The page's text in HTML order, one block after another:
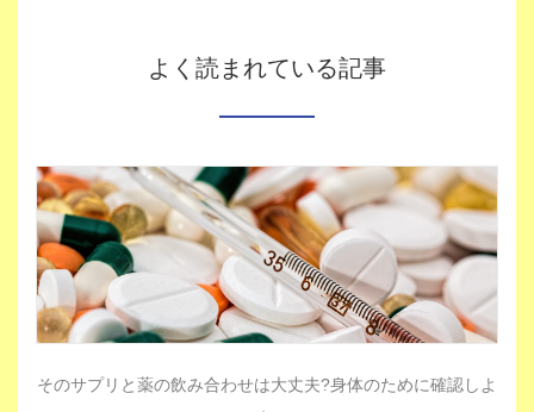
よく読まれている記事
そのサプリと薬の飲み合わせは大丈夫?身体のために確認しよ